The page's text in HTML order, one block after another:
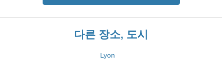
다른 장소, 도시
Lyon